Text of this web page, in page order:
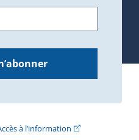
externe s'ouvrira dans une
à l’information(Cet hyperlien